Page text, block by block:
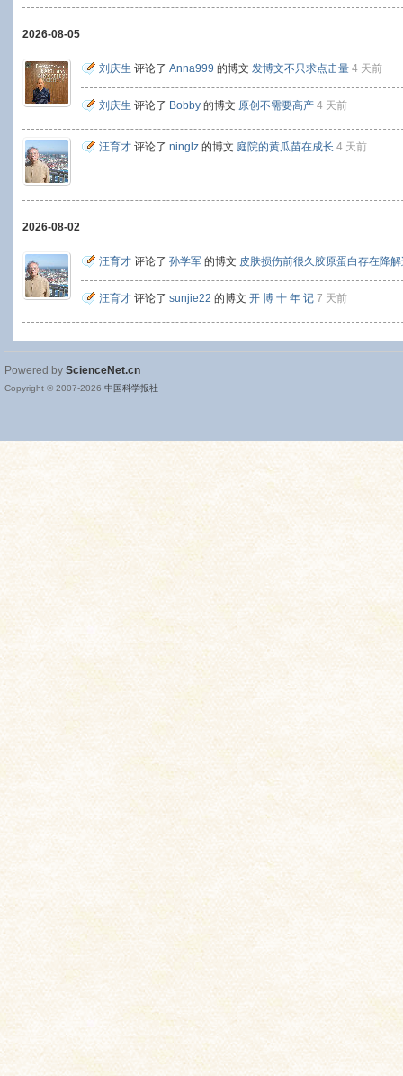
2026-08-05
刘庆生 评论了 Anna999 的博文 发博文不只求点击量 4 天前
刘庆生 评论了 Bobby 的博文 原创不需要高产 4 天前
汪育才 评论了 ninglz 的博文 庭院的黄瓜苗在成长 4 天前
2026-08-02
汪育才 评论了 孙学军 的博文 皮肤损伤前很久胶原蛋白存在降
汪育才 评论了 sunjie22 的博文 开 博 十 年 记 7 天前
Powered by ScienceNet.cn
Copyright © 2007-2026 中国科学报社